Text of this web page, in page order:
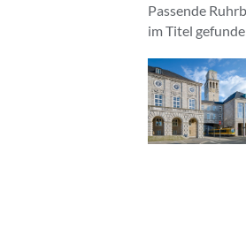
Passende
im Titel